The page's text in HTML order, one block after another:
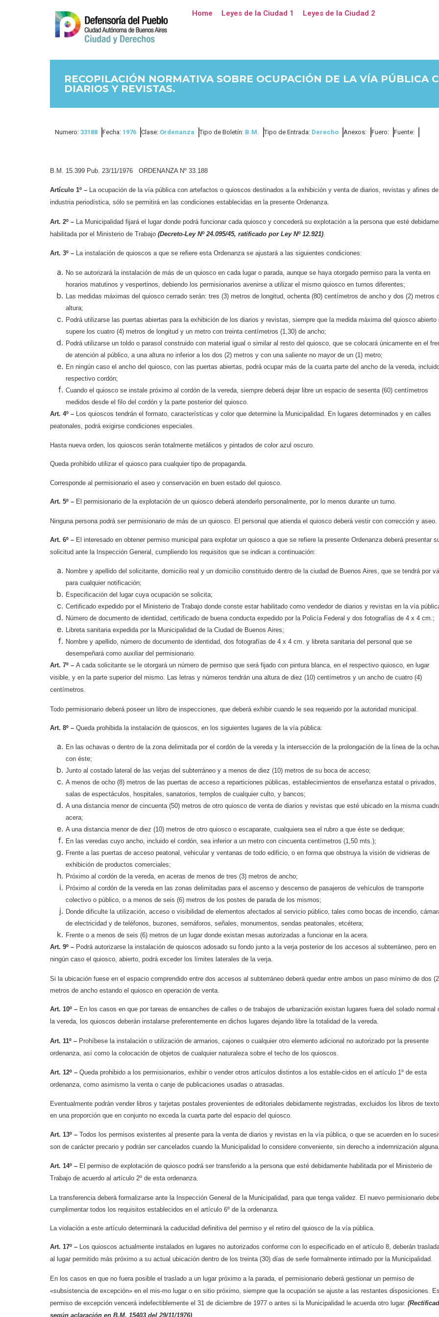
Home Leyes de la Ciudad 1 Leyes de la Ciudad 2
RECOPILACIÓN NORMATIVA SOBRE OCUPACIÓN DE LA VÍA PÚBLICA
DIARIOS Y REVISTAS.
Numero: 33188 Fecha: 1976 Clase: Ordenanza Tipo de Boletín: B.M. Tipo de Entrada: Derecho Anexos: Fuero: Fuente:
B.M. 15.399 Pub. 23/11/1976 ORDENANZA Nº 33.188
Artículo 1º – La ocupación de la vía pública con artefactos o quioscos destinados a la exhibición y venta de diarios, revistas y afines
industria periodística, sólo se permitirá en las condiciones establecidas en la presente Ordenanza.
Art. 2º –
La Municipalidad fijará el lugar donde podrá funcionar cada quiosco y concederá su explotación a la persona que esté
habilitada por el Ministerio de Trabajo (Decreto-Ley Nº 24.095/45, ratificado por Ley Nº 12.921)
Art. 3º – La instalación de quioscos a que se refiere esta Ordenanza se ajustará a las siguientes condiciones:
No se autorizará la instalación de más de un quiosco en cada lugar o parada, aunque se haya otorgado permiso para la venta en
horarios matutinos y vespertinos, debiendo los permisionarios avenirse a utilizar el mismo quiosco en turnos diferentes;
Las medidas máximas del quiosco cerrado serán: tres (3) metros de longitud, ochenta (80) centímetros de ancho y dos (2) metros
altura;
Podrá utilizarse las puertas abiertas para la exhibición de los diarios y revistas, siempre que la medida máxima del quiosco abierto
supere los cuatro (4) metros de longitud y un metro con treinta centímetros (1,30) de ancho;
Podrá utilizarse un toldo o parasol construido con material igual o similar al resto del quiosco, que se colocará únicamente en el
de atención al público, a una altura no inferior a los dos (2) metros y con una saliente no mayor de un (1) metro;
En ningún caso el ancho del quiosco, con las puertas abiertas, podrá ocupar más de la cuarta parte del ancho de la vereda,
respectivo cordón;
Cuando el quiosco se instale próximo al cordón de la vereda, siempre deberá dejar libre un espacio de sesenta (60) centímetros
medidos desde el filo del cordón y la parte posterior del quiosco.
Art. 4º – Los quioscos tendrán el formato, características y color que determine la Municipalidad. En lugares determinados y en calles
peatonales, podrá exigirse condiciones especiales.
Hasta nueva orden, los quioscos serán totalmente metálicos y pintados de color azul oscuro.
Queda prohibido utilizar el quiosco para cualquier tipo de propaganda.
Corresponde al permisionario el aseo y conservación en buen estado del quiosco.
Art. 5º – El permisionario de la explotación de un quiosco deberá atenderlo personalmente, por lo menos durante un turno.
Ninguna persona podrá ser permisionario de más de un quiosco. El personal que atienda el quiosco deberá vestir con corrección y aseo.
Art. 6º – El interesado en obtener permiso municipal para explotar un quiosco a que se refiere la presente Ordenanza deberá presentar
solicitud ante la Inspección General, cumpliendo los requisitos que se indican a continuación:
Nombre y apellido del solicitante, domicilio real y un domicilio constituido dentro de la ciudad de Buenos Aires, que se tendrá por
para cualquier notificación;
Especificación del lugar cuya ocupación se solicita;
Certificado expedido por el Ministerio de Trabajo donde conste estar habilitado como vendedor de diarios y revistas en la vía
Número de documento de identidad, certificado de buena conducta expedido por la Policía Federal y dos fotografías de 4 x 4 cm.;
Libreta sanitaria expedida por la Municipalidad de la Ciudad de Buenos Aires;
Nombre y apellido, número de documento de identidad, dos fotografías de 4 x 4 cm. y libreta sanitaria del personal que se
desempeñará como auxiliar del permisionario.
Art. 7º – A cada solicitante se le otorgará un número de permiso que será fijado con pintura blanca, en el respectivo quiosco, en lugar
visible, y en la parte superior del mismo. Las letras y números tendrán una altura de diez (10) centímetros y un ancho de cuatro (4)
centímetros.
Todo permisionario deberá poseer un libro de inspecciones, que deberá exhibir cuando le sea requerido por la autoridad municipal.
Art. 8º – Queda prohibida la instalación de quioscos, en los siguientes lugares de la vía pública:
En las ochavas o dentro de la zona delimitada por el cordón de la vereda y la intersección de la prolongación de la línea de la
con éste;
Junto al costado lateral de las verjas del subterráneo y a menos de diez (10) metros de su boca de acceso;
A menos de ocho (8) metros de las puertas de acceso a reparticiones públicas, establecimientos de enseñanza estatal o privados,
salas de espectáculos, hospitales, sanatorios, templos de cualquier culto, y bancos;
A una distancia menor de cincuenta (50) metros de otro quiosco de venta de diarios y revistas que esté ubicado en la misma
acera;
A una distancia menor de diez (10) metros de otro quiosco o escaparate, cualquiera sea el rubro a que éste se dedique;
En las veredas cuyo ancho, incluido el cordón, sea inferior a un metro con cincuenta centímetros (1,50 mts.);
Frente a las puertas de acceso peatonal, vehicular y ventanas de todo edificio, o en forma que obstruya la visión de vidrieras de
exhibición de productos comerciales;
Próximo al cordón de la vereda, en aceras de menos de tres (3) metros de ancho;
Próximo al cordón de la vereda en las zonas delimitadas para el ascenso y descenso de pasajeros de vehículos de transporte
colectivo o público, o a menos de seis (6) metros de los postes de parada de los mismos;
Donde dificulte la utilización, acceso o visibilidad de elementos afectados al servicio público, tales como bocas de incendio,
de electricidad y de teléfonos, buzones, semáforos, señales, monumentos, sendas peatonales, etcétera;
Frente o a menos de seis (6) metros de un lugar donde existan mesas autorizadas a funcionar en la acera.
Art. 9º – Podrá autorizarse la instalación de quioscos adosado su fondo junto a la verja posterior de los accesos al subterráneo, pero en
ningún caso el quiosco, abierto, podrá exceder los límites laterales de la verja.
Si la ubicación fuese en el espacio comprendido entre dos accesos al subterráneo deberá quedar entre ambos un paso mínimo de dos
metros de ancho estando el quiosco en operación de venta.
Art. 10º – En los casos en que por tareas de ensanches de calles o de trabajos de urbanización existan lugares fuera del solado normal
la vereda, los quioscos deberán instalarse preferentemente en dichos lugares dejando libre la totalidad de la vereda.
Art. 11º – Prohíbese la instalación o utilización de armarios, cajones o cualquier otro elemento adicional no autorizado por la presente
ordenanza, así como la colocación de objetos de cualquier naturaleza sobre el techo de los quioscos.
Art. 12º – Queda prohibido a los permisionarios, exhibir o vender otros artículos distintos a los estable-cidos en el artículo 1º de esta
ordenanza, como asimismo la venta o canje de publicaciones usadas o atrasadas.
Eventualmente podrán vender libros y tarjetas postales provenientes de editoriales debidamente registradas, excluidos los libros de
en una proporción que en conjunto no exceda la cuarta parte del espacio del quiosco.
Art. 13º – Todos los permisos existentes al presente para la venta de diarios y revistas en la vía pública, o que se acuerden en lo
son de carácter precario y podrán ser cancelados cuando la Municipalidad lo considere conveniente, sin derecho a indemnización alguna.
Art. 14º – El permiso de explotación de quiosco podrá ser transferido a la persona que esté debidamente habilitada por el Ministerio de
Trabajo de acuerdo al artículo 2º de esta ordenanza.
La transferencia deberá formalizarse ante la Inspección General de la Municipalidad, para que tenga validez. El nuevo permisionario
cumplimentar todos los requisitos establecidos en el artículo 6º de la ordenanza.
La violación a este artículo determinará la caducidad definitiva del permiso y el retiro del quiosco de la vía pública.
Art. 17º – Los quioscos actualmente instalados en lugares no autorizados conforme con lo especificado en el artículo 8, deberán
al lugar permitido más próximo a su actual ubicación dentro de los treinta (30) días de serle formalmente intimado por la Municipalidad.
En los casos en que no fuera posible el traslado a un lugar próximo a la parada, el permisionario deberá gestionar un permiso de
«subsistencia de excepción» en el mis-mo lugar o en sitio próximo, siempre que la ocupación se ajuste a las restantes disposiciones.
permiso de excepción vencerá indefectiblemente el 31 de diciembre de 1977 o antes si la Municipalidad le acuerda otro lugar.
según aclaración en B.M. 15403 del 29/11/1976)